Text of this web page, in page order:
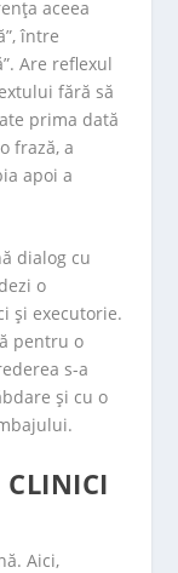
aceea
între
Are reflexul
fără să
prima dată
frază, a
apoi a
dialog cu
o
și executorie.
pentru o
s-a
și cu o
Aici,